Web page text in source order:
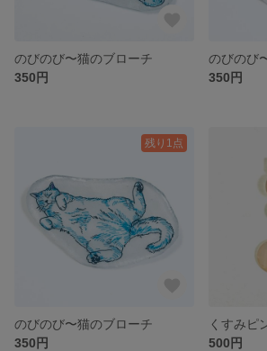
のびのび〜猫のブローチ
350円
のびのび
350円
残り1点
のびのび〜猫のブローチ
350円
500円